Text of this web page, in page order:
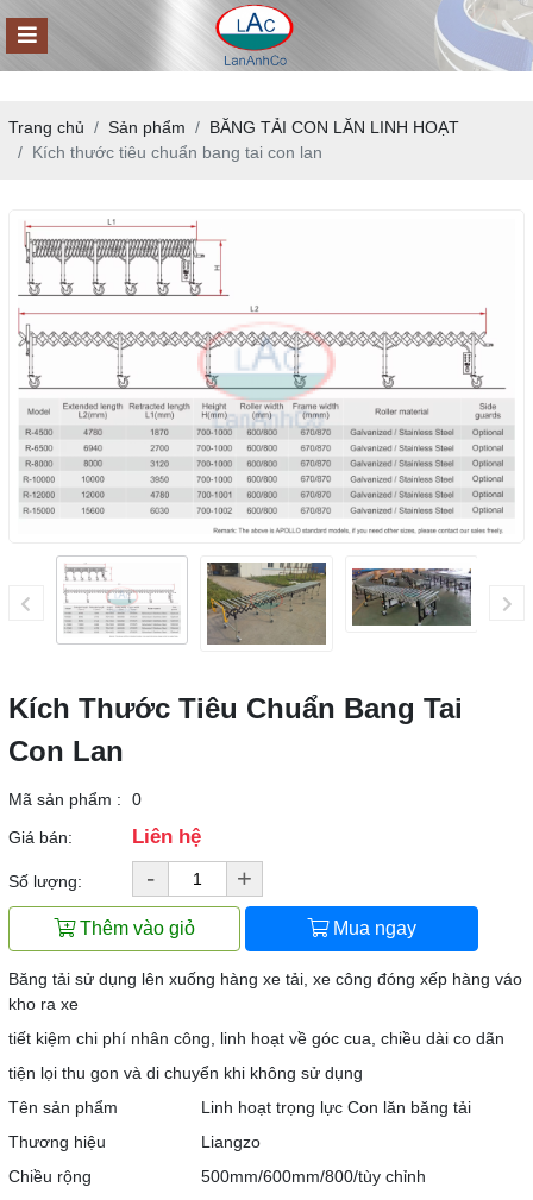
Trang chủ Sản phẩm
BĂNG TẢI CON LĂN LINH HOẠT
Kích thước tiêu chuẩn bang tai con lan
Kích Thước Tiêu Chuẩn Bang Tai
Con Lan
Mã sản phẩm :
0
Giá bán:
Liên hệ
Số lượng: - +
Thêm vào giỏ Mua ngay
Băng tải sử dụng lên xuống hàng xe tải, xe công đóng xếp hàng váo
kho ra xe
tiết kiệm chi phí nhân công, linh hoạt về góc cua, chiều dài co dãn
tiện lọi thu gon và di chuyển khi không sử dụng
Tên sản phẩm
Linh hoạt trọng lực Con lăn băng tải
Thương hiệu
Liangzo
Chiều rộng
500mm/600mm/800/tùy chỉnh